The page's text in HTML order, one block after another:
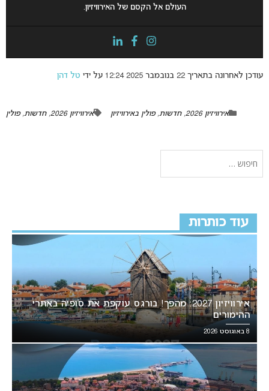
העולם אל הקסם של האירוויזיון.
עודכן לאחרונה בתאריך 22 בנובמבר 2025 12:24 על ידי טל דהן
אירוויזיון 2026 ,חדשות,פולין באירוויזיון אירוויזיון 2026 ,חדשות,פולין
עוד כותרות
אירוויזיון 2027: מהפך! בורגס עוקפת את סופיה באתרי
ההימורים
8 באוגוסט 2026